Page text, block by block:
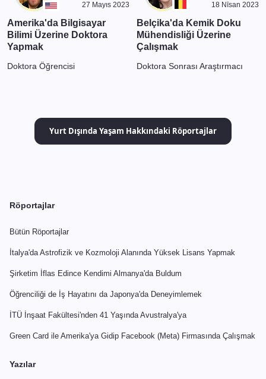
27 Mayıs 2023
Amerika'da Bilgisayar
Bilimi Üzerine Doktora
Yapmak
Doktora Öğrencisi
18 Nīsan 2023
Belçika'da Kemik Doku
Mühendisliği Üzerine
Çalışmak
Doktora Sonrası Araştırmacı
Yurt Dışında Yaşam Hakkındaki Röportajlar
Röportajlar
Bütün Röportajlar
İtalya'da Astrofizik ve Kozmoloji Alanında Yüksek Lisans Yapmak
Şirketim İflas Edince Kendimi Almanya'da Buldum
Öğrenciliği de İş Hayatını da Japonya'da Deneyimlemek
İTÜ İnşaat Fakültesi'nden 41 Yaşında Avustralya'ya
Green Card ile Amerika'ya Gidip Facebook (Meta) Firmasında Çalışmak
Yazılar